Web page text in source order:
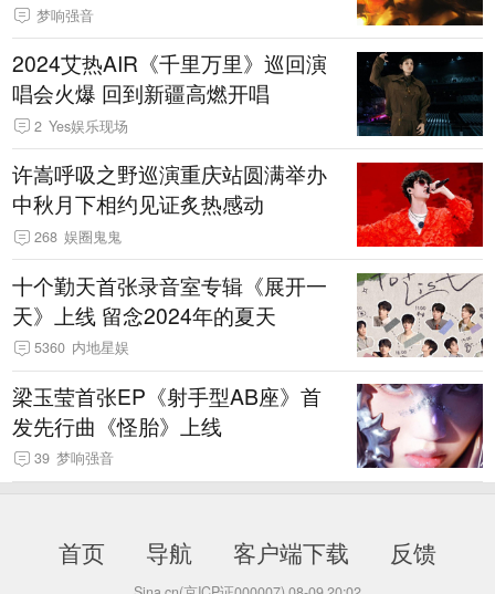
梦响强音
2024艾热AIR《千里万里》巡回演
唱会火爆 回到新疆高燃开唱
2 Yes娱乐现场
许嵩呼吸之野巡演重庆站圆满举办
中秋月下相约见证炙热感动
268 娱圈鬼鬼
十个勤天首张录音室专辑《展开一
天》上线 留念2024年的夏天
5360 内地星娱
梁玉莹首张EP《射手型AB座》首
发先行曲《怪胎》上线
39 梦响强音
首页 导航 客户端下载 反馈